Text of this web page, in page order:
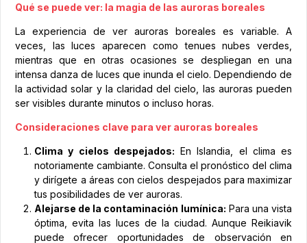
Qué se puede ver: la magia de las auroras boreales
La experiencia de ver auroras boreales es variable. A
veces, las luces aparecen como tenues nubes verdes,
mientras que en otras ocasiones se despliegan en una
intensa danza de luces que inunda el cielo. Dependiendo de
la actividad solar y la claridad del cielo, las auroras pueden
ser visibles durante minutos o incluso horas.
Consideraciones clave para ver auroras boreales
Clima y cielos despejados: En Islandia, el clima es
notoriamente cambiante. Consulta el pronóstico del clima
y dirígete a áreas con cielos despejados para maximizar
tus posibilidades de ver auroras.
Alejarse de la contaminación lumínica: Para una vista
óptima, evita las luces de la ciudad. Aunque Reikiavik
puede ofrecer oportunidades de observación en